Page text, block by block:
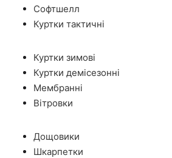
Софтшелл
Куртки тактичні
Куртки зимові
Куртки демісезонні
Мембранні
Вітровки
Дощовики
Шкарпетки